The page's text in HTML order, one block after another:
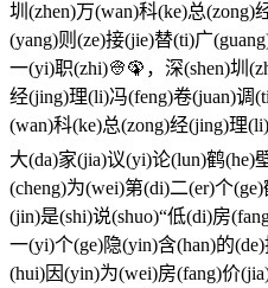
圳(zhen)万(wan)科(ke)总(zong)
(yang)则(ze)接(jie)替(ti)广
一(yi)职(zhi)👳🦚，深(shen)圳
经(jing)理(li)冯(feng)卷(juan)调
(wan)科(ke)总(zong)经(jing)理
大(da)家(jia)议(yi)论(lun)鹤(he)
(cheng)为(wei)第(di)二(er)个
(jin)是(shi)说(shuo)“低(di)房
一(yi)个(ge)隐(yin)含(han)的
(hui)因(yin)为(wei)房(fang)价